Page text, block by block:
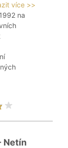
více >>
na
Netín